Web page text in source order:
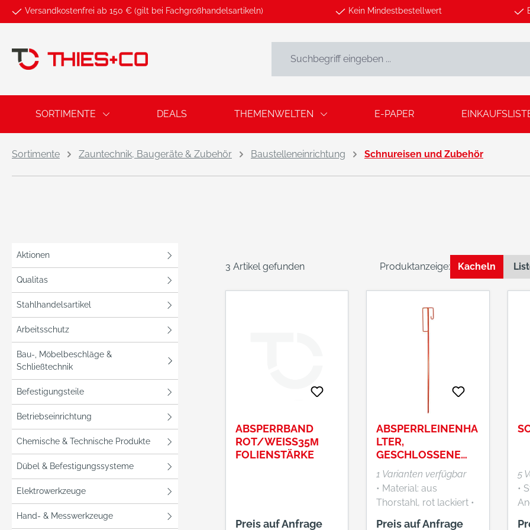
Zur Hauptnavigation springen
Versandkostenfrei ab 150 € (gilt bei Fachgroßhandelsartikeln) Kein Mindestbestellwert
SORTIMENTE DEALS THEMENWELTEN E-PAPER
Sortimente Zauntechnik, Baugeräte & Zubehör Baustelleneinrichtung Schnureisen und Zubehör
Aktionen
Qualitas
Stahlhandelsartikel
Arbeitsschutz
Bau-, Möbelbeschläge &
Schließtechnik
Befestigungsteile
Betriebseinrichtung
Chemische & Technische Produkte
Dübel & Befestigungssysteme
Elektrowerkzeuge
Hand- & Messwerkzeuge
3 Artikel gefunden Produktanzeige: Kacheln
ABSPERRBAND
ROT/WEISS35Μ
FOLIENSTÄRKE
Preis auf Anfrage
ABSPERRLEINENHA
LTER,
GESCHLOSSENE
AUSFÜHRUNG
1 Varianten verfügbar
• Material: aus
Thorstahl, rot lackiert •
Mit angeschmiedeter
Preis auf Anfrage
5
•
•